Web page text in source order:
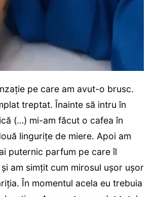
pe care am avut-o brusc.
treptat. Înainte să intru în
(…) mi-am făcut o cafea în
lingurițe de miere. Apoi am
puternic parfum pe care îl
am simțit cum mirosul ușor ușor
În momentul acela eu trebuia